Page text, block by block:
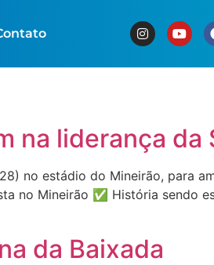
na liderança da
no estádio do Mineirão, para
no Mineirão ✅ História sendo
da Baixada